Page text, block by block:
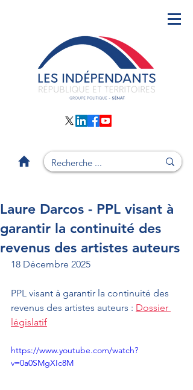
Laure Darcos - PPL visant à
garantir la continuité des
revenus des artistes auteurs
18 Décembre 2025
PPL visant à garantir la continuité des
revenus des artistes auteurs : Dossier
législatif
https://www.youtube.com/watch?
v=0a0SMgXIc8M